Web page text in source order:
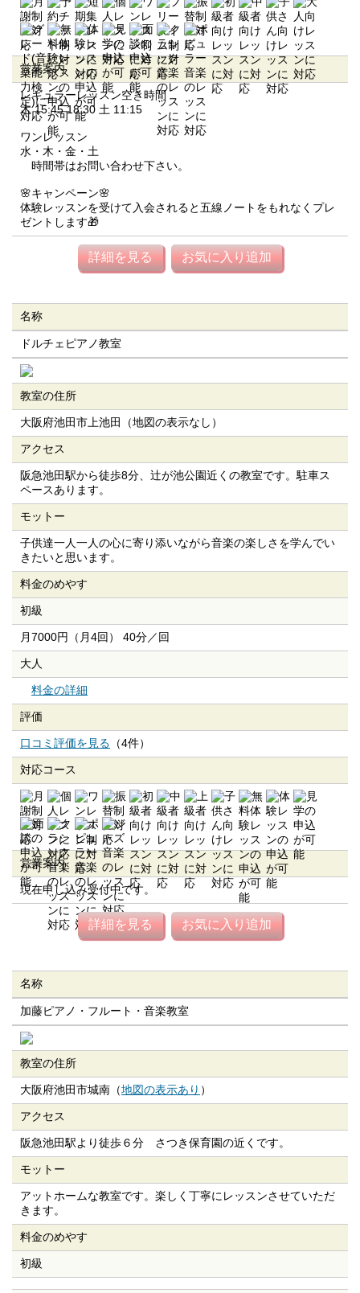
営業案内
レギュラーレッスン空き時間
木 15:45 18:30 土 11:15
ワンレッスン
水・木・金・土
時間帯はお問い合わせ下さい。
🌸キャンペーン🌸
体験レッスンを受けて入会されると五線ノートをもれなくプレ
ゼントします🎁
詳細を見る お気に入り追加
名称
ドルチェピアノ教室
教室の住所
大阪府池田市上池田（地図の表示なし）
アクセス
阪急池田駅から徒歩8分、辻が池公園近くの教室です。駐車ス
ペースあります。
モットー
子供達一人一人の心に寄り添いながら音楽の楽しさを学んでい
きたいと思います。
料金のめやす
初級
月7000円（月4回） 40分／回
大人
料金の詳細
評価
口コミ評価を見る （4件）
対応コース
営業案内
現在申し込み受付中です。
詳細を見る お気に入り追加
名称
加藤ピアノ・フルート・音楽教室
教室の住所
大阪府池田市城南（地図の表示あり ）
アクセス
阪急池田駅より徒歩６分 さつき保育園の近くです。
モットー
アットホームな教室です。楽しく丁寧にレッスンさせていただ
きます。
料金のめやす
初級